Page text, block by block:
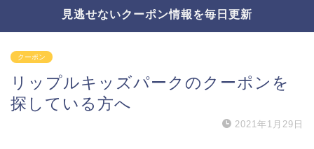
見逃せないクーポン情報を毎日更新
クーポン
リップルキッズパークのクーポンを
探している方へ
2021年1月29日